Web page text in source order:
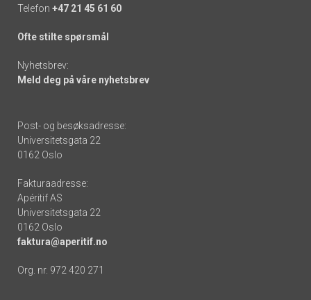
Telefon +47 21 45 61 60
Ofte stilte spørsmål
Nyhetsbrev:
Meld deg på våre nyhetsbrev
Post- og besøksadresse:
Universitetsgata 22
0162 Oslo
Fakturaadresse:
Apéritif AS
Universitetsgata 22
0162 Oslo
faktura@aperitif.no
Org. nr. 972 420 271